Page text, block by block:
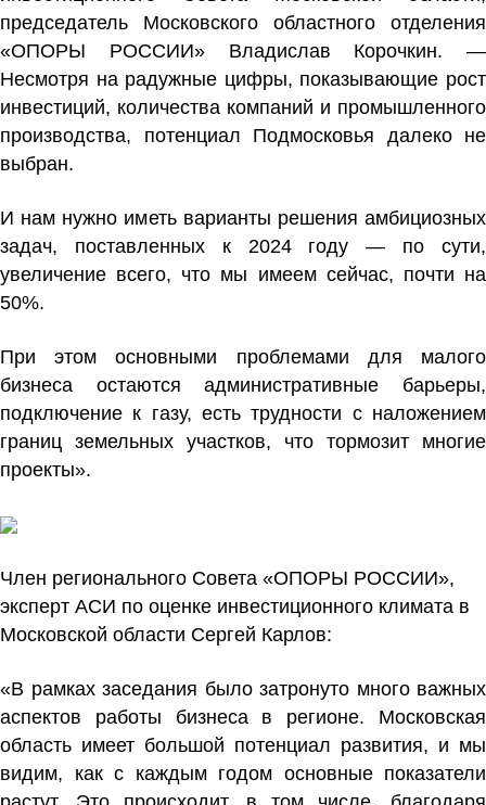
председатель Московского областного отделения
«ОПОРЫ РОССИИ» Владислав Корочкин. —
Несмотря на радужные цифры, показывающие рост
инвестиций, количества компаний и промышленного
производства, потенциал Подмосковья далеко не
выбран.
И нам нужно иметь варианты решения амбициозных
задач, поставленных к 2024 году — по сути,
увеличение всего, что мы имеем сейчас, почти на
50%.
При этом основными проблемами для малого
бизнеса остаются административные барьеры,
подключение к газу, есть трудности с наложением
границ земельных участков, что тормозит многие
проекты».
Член регионального Совета «ОПОРЫ РОССИИ»,
эксперт АСИ по оценке инвестиционного климата в
Московской области Сергей Карлов:
«В рамках заседания было затронуто много важных
аспектов работы бизнеса в регионе. Московская
область имеет большой потенциал развития, и мы
видим, как с каждым годом основные показатели